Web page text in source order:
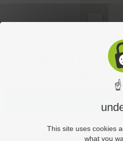
OÙ ACHETER LE
« MON BOURBONNAIS » ?
DÉCOUVREZ LE SITE QUI
☝
This site uses cookies
what you